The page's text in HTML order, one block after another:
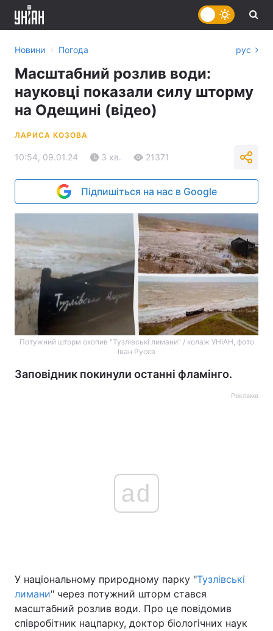
Головна Війна
Україна Політика
Новини › Погода рус
Масштабний розлив води:
науковці показали силу шторму
на Одещині (відео)
ЛАРИСА КОЗОВА
10:54, 09.01.24 3 хв. 21371
Підпишіться на нас в Google
Потужний шторм охопив "Тузлівські лимани" / колаж УНІАН, фото
Іван Русєв
Заповідник покинули останні фламінго.
Реклама
ad
У національному природному парку "Тузлівські
лимани" через потужний шторм стався
масштабний розлив води. Про це повідомив
співробітник нацпарку, доктор біологічних наук